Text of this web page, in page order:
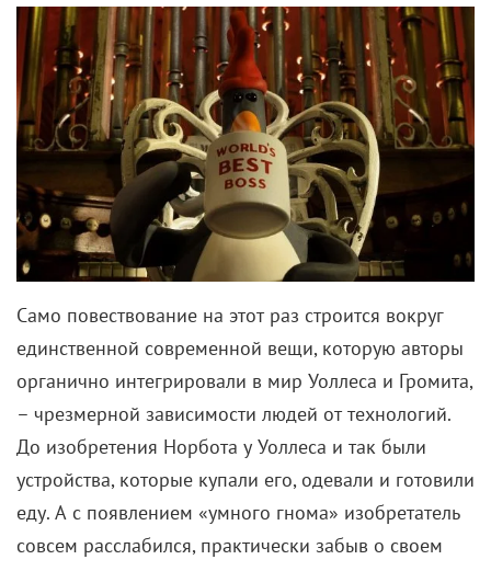
Само повествование на этот раз строится вокруг
единственной современной вещи, которую авторы
органично интегрировали в мир Уоллеса и Громита,
– чрезмерной зависимости людей от технологий.
До изобретения Норбота у Уоллеса и так были
устройства, которые купали его, одевали и готовили
еду. А с появлением «умного гнома» изобретатель
совсем расслабился, практически забыв о своем